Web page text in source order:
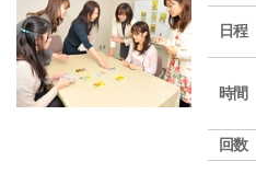
日程
時間
回数